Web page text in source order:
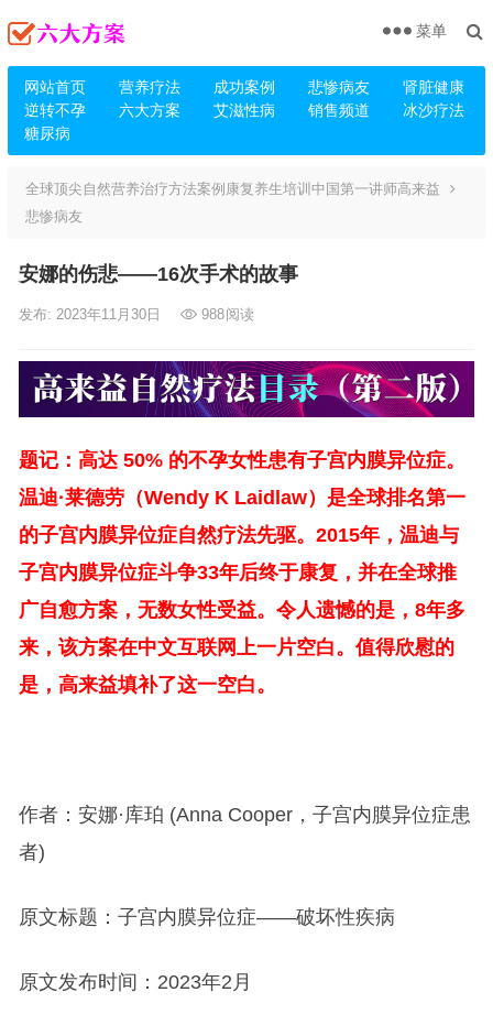
网站首页 营养疗法 成功案例 悲惨病友
肾脏健康
逆转不孕
六大方案 艾滋性病 销售频道
冰沙疗法
糖尿病
菜单
全球顶尖自然营养治疗方法案例康复养生培训中国第一讲师高来益
悲惨病友
安娜的伤悲——16次手术的故事
发布: 2023年11月30日 988阅读
题记：高达 50% 的不孕女性患有子宫内膜异位症。
温迪·莱德劳（Wendy K Laidlaw）是全球排名第一
的子宫内膜异位症自然疗法先驱。2015年，温迪与
子宫内膜异位症斗争33年后终于康复，并在全球推
广自愈方案，无数女性受益。令人遗憾的是，8年多
来，该方案在中文互联网上一片空白。值得欣慰的
是，高来益填补了这一空白。
作者：安娜·库珀 (Anna Cooper，子宫内膜异位症患
者)
原文标题：子宫内膜异位症——破坏性疾病
原文发布时间：2023年2月